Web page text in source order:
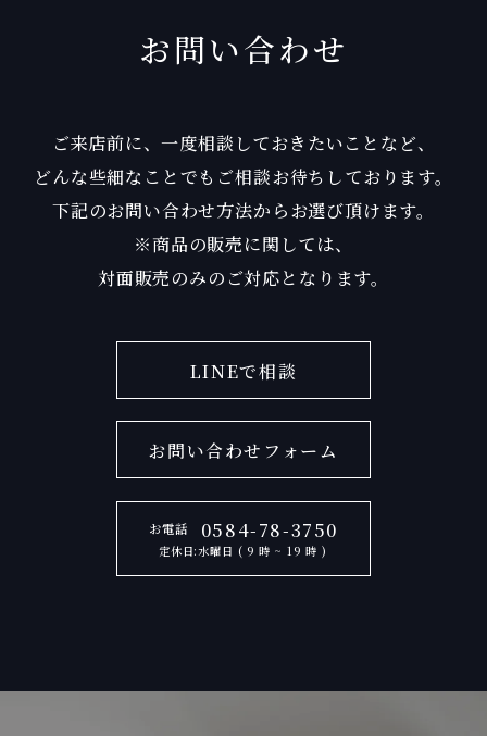
お問い合わせ
ご来店前に、一度相談しておきたいことなど、
どんな些細なことでもご相談お待ちしております。
下記のお問い合わせ方法からお選び頂けます。
※商品の販売に関しては、
対面販売のみのご対応となります。
LINEで相談
お問い合わせフォーム
お電話 0584-78-3750
定休日:水曜日 ( 9 時 ~ 19 時 )